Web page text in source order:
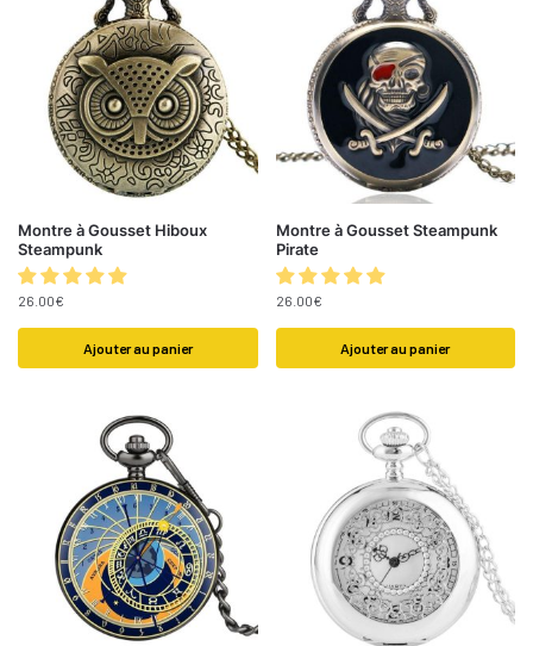
Montre à Gousset Hiboux
Steampunk
26.00€
Ajouter au panier
Montre à Gousset Steampunk
Pirate
26.00€
Ajouter au panier